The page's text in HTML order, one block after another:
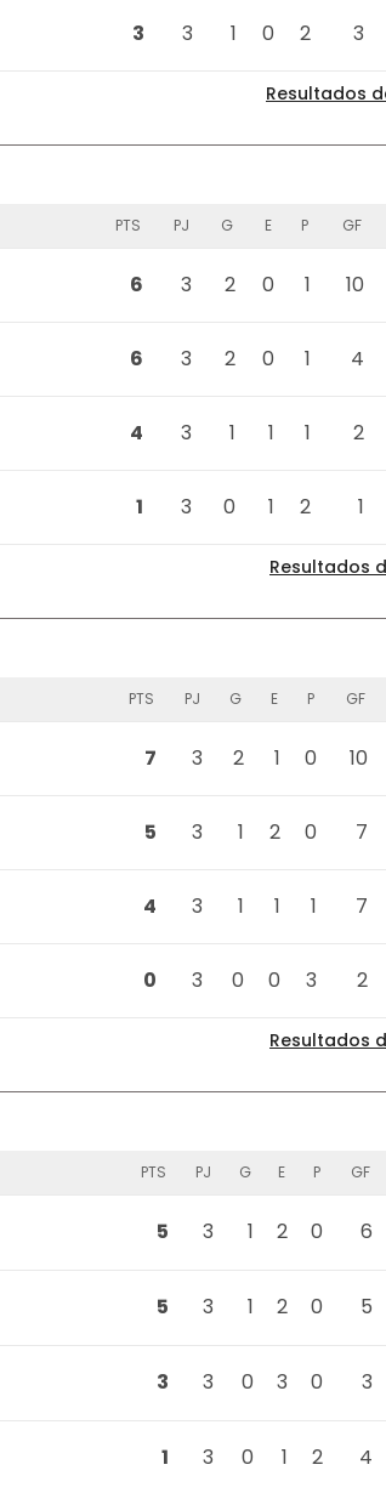
3 3 1 0 2 3
Resultados
PTS PJ G E P GF
6 3 2 0 1 10
6 3 2 0 1 4
4 3 1 1 1 2
1 3 0 1 2 1
Resultados
PTS PJ G E P GF
7 3 2 1 0 10
5 3 1 2 0 7
4 3 1 1 1 7
0 3 0 0 3 2
Resultados
PTS PJ G E P GF
5 3 1 2 0 6
5 3 1 2 0 5
3 3 0 3 0 3
1 3 0 1 2 4